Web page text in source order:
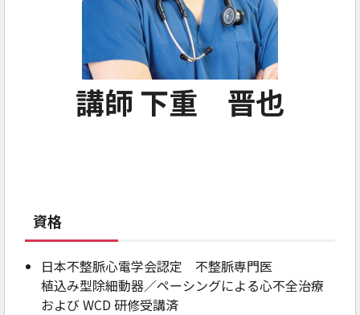
講師 下重 晋也
資格
日本不整脈心電学会認定 不整脈専門医
植込み型除細動器／ペーシングによる心不全治療
および WCD 研修受講済